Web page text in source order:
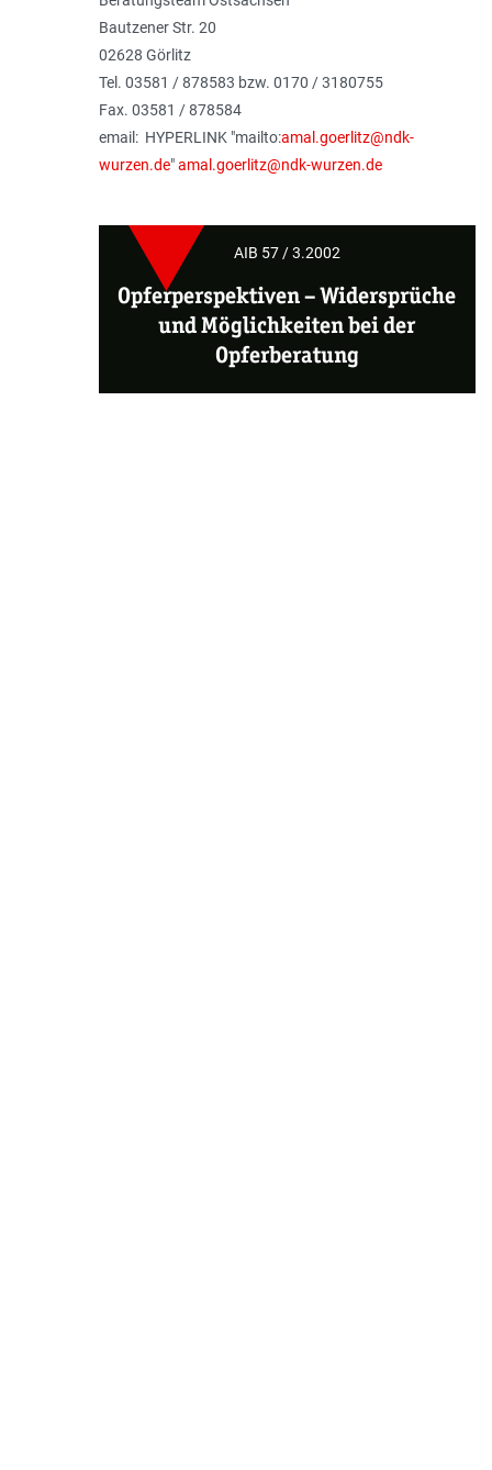
Bautzener Str. 20
02628 Görlitz
Tel. 03581 / 878583 bzw. 0170 / 3180755
Fax. 03581 / 878584
email: HYPERLINK "mailto:amal.goerlitz@ndk-
wurzen.de"amal.goerlitz@ndk-wurzen.de
AIB 57 / 3.2002
Opferperspektiven–Widersprüche
und Möglichkeiten bei der
Opferberatung